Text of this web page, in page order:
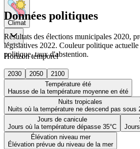
Climat
Horizon temporel
2030 2050
2100
Température été
Hausse de la température moyenne en été
Nuits tropicales
Nuits où la température ne descend pas sous
Jours de canicule
Jours où la température dépasse 35°C
Élévation niveau mer
Élévation prévue du niveau de la mer
Données politiques
Résultats des élections municipales 2020,
législatives 2022. Couleur politique
politique, taux d'abstention.